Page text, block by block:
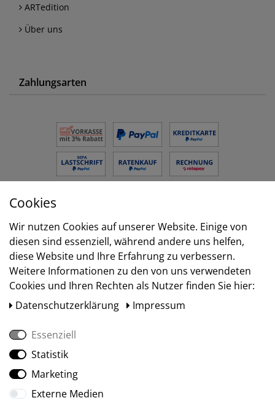
ARTedition
Über uns
Zahlungsarten
Versand
Social Media
Cookies
Wir nutzen Cookies auf unserer Website. Einige von
diesen sind essenziell, während andere uns helfen,
diese Website und Ihre Erfahrung zu verbessern.
Weitere Informationen zu den von uns verwendeten
Cookies und Ihren Rechten als Nutzer finden Sie hier:
Daten­schutz­erklärung
Impressum
Essenziell
Statistik
Marketing
Externe Medien